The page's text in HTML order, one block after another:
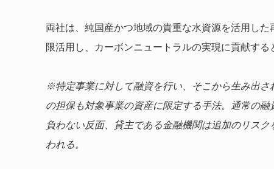
両社は、純国産かつ地域の貴重な水資源を活用し
限活用し、カーボンニュートラルの実現に貢献する
※特定事業に対して融資を行い、そこから生み出
の担保も対象事業の資産に限定する手法。通常の
負わない反面、貸主である金融機関は追加のリス
われる。